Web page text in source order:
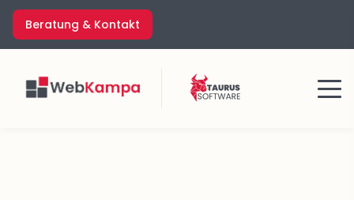
Zum
Inhalt
springen
Beratung & Kontakt
Menü